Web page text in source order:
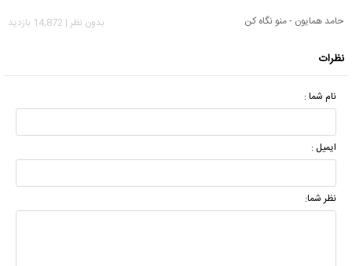
حامد همایون - منو نگاه کن
بدون نظر | 14,872 بازدید
نظرات
نام شما :
ایمیل :
نظر شما: